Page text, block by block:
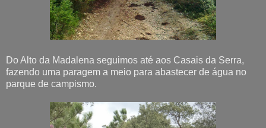
Do Alto da Madalena seguimos até aos Casais da Serra,
fazendo uma paragem a meio para abastecer de água no
parque de campismo.